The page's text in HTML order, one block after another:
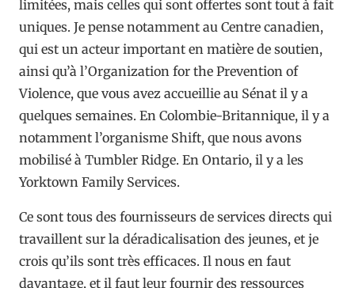
limitées, mais celles qui sont offertes sont tout à fait
uniques. Je pense notamment au Centre canadien,
qui est un acteur important en matière de soutien,
ainsi qu’à l’Organization for the Prevention of
Violence, que vous avez accueillie au Sénat il y a
quelques semaines. En Colombie-Britannique, il y a
notamment l’organisme Shift, que nous avons
mobilisé à Tumbler Ridge. En Ontario, il y a les
Yorktown Family Services.
Ce sont tous des fournisseurs de services directs qui
travaillent sur la déradicalisation des jeunes, et je
crois qu’ils sont très efficaces. Il nous en faut
davantage, et il faut leur fournir des ressources